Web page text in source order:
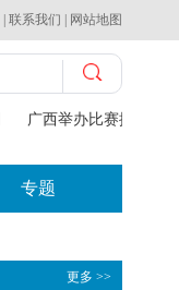
联系我们 网站地图
广西举办比赛探索中
专题
更多 >>